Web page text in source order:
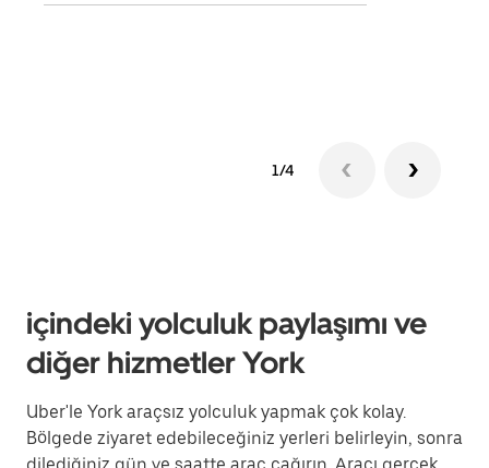
1/4
içindeki yolculuk paylaşımı ve
diğer hizmetler York
Uber'le York araçsız yolculuk yapmak çok kolay.
Bölgede ziyaret edebileceğiniz yerleri belirleyin, sonra